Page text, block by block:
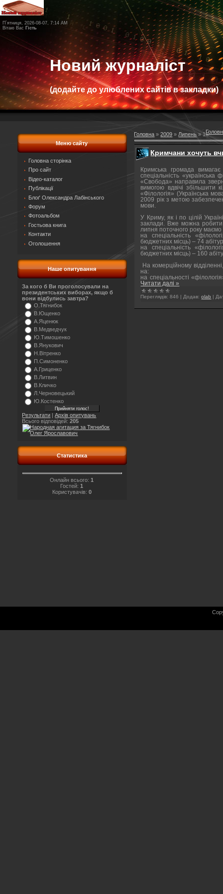
П`ятниця, 2026-08-07, 7:14 AM
Вітаю Вас Гість
Новий журналіст
(додайте до улюблених сайтів в закладки)
Меню сайту
Головна сторінка
Про сайт
Відео-каталог
Публікації
Блоґ Олександра Лабінського
Форум
Фотоальбом
Гостьова книга
Контакти
Оголошення
Наше опитування
За кого б Ви проголосували на
президентських виборах, якщо б
вони відбулись завтра?
О.Тягнибок
В.Ющенко
А.Яценюк
В.Медведчук
Ю.Тимошенко
В.Янукович
Н.Вітренко
П.Симоненко
А.Гриценко
В.Литвин
В.Кличко
Л.Черновецький
Ю.Костенко
Результати |Архів опитувань
Всього відповідей:205
Статистика
Онлайн всього:1
Гостей:1
Користувачів: 0
Головна »2009 » Липень » 16
Кримчани хочуть
Кримська громада
спеціальність «українська
«Свобода» направила
вимогою вдвічі збільшити
«Філологія» (Українська
2009 рік з метою
мови.
У Криму, як і по цілій
заклади. Вже можна
липня поточного року
на спеціальність
бюджетних місць) – 74
на спеціальність
бюджетних місць) – 160
На комерційному
на:
на спеціальності
Читати далі »
Переглядів: 846 | Додав: olab |